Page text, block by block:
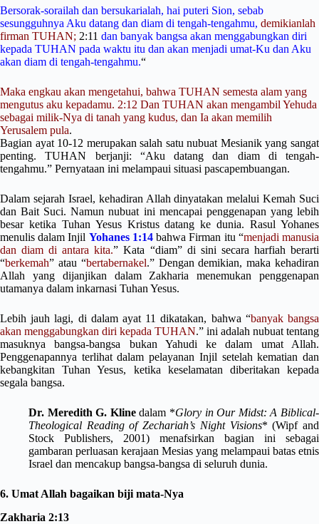
Bersorak-sorailah dan bersukarialah, hai puteri Sion, sebab
sesungguhnya Aku datang dan diam di tengah-tengahmu, demikianlah
firman TUHAN; 2:11 dan banyak bangsa akan menggabungkan diri
kepada TUHAN pada waktu itu dan akan menjadi umat-Ku dan Aku
akan diam di tengah-tengahmu.“
Maka engkau akan mengetahui, bahwa TUHAN semesta alam yang
mengutus aku kepadamu. 2:12 Dan TUHAN akan mengambil Yehuda
sebagai milik-Nya di tanah yang kudus, dan Ia akan memilih
Yerusalem pula.
Bagian ayat 10-12 merupakan salah satu nubuat Mesianik yang sangat
penting. TUHAN berjanji: “Aku datang dan diam di tengah-
tengahmu.” Pernyataan ini melampaui situasi pascapembuangan.
Dalam sejarah Israel, kehadiran Allah dinyatakan melalui Kemah Suci
dan Bait Suci. Namun nubuat ini mencapai penggenapan yang lebih
besar ketika Tuhan Yesus Kristus datang ke dunia. Rasul Yohanes
menulis dalam Injil Yohanes 1:14bahwa Firman itu “menjadi manusia
dan diam di antara kita.” Kata “diam” di sini secara harfiah berarti
“berkemah” atau “bertabernakel.” Dengan demikian, maka kehadiran
Allah yang dijanjikan dalam Zakharia menemukan penggenapan
utamanya dalam inkarnasi Tuhan Yesus.
Lebih jauh lagi, di dalam ayat 11 dikatakan, bahwa “banyak bangsa
akan menggabungkan diri kepada TUHAN.” ini adalah nubuat tentang
masuknya bangsa-bangsa bukan Yahudi ke dalam umat Allah.
Penggenapannya terlihat dalam pelayanan Injil setelah kematian dan
kebangkitan Tuhan Yesus, ketika keselamatan diberitakan kepada
segala bangsa.
Dr. Meredith G. Klinedalam *Glory in Our Midst: A Biblical-
Theological Reading of Zechariah’s Night Visions* (Wipf and
Stock Publishers, 2001) menafsirkan bagian ini sebagai
gambaran perluasan kerajaan Mesias yang melampaui batas etnis
Israel dan mencakup bangsa-bangsa di seluruh dunia.
6. Umat Allah bagaikan biji mata-Nya
Zakharia 2:13